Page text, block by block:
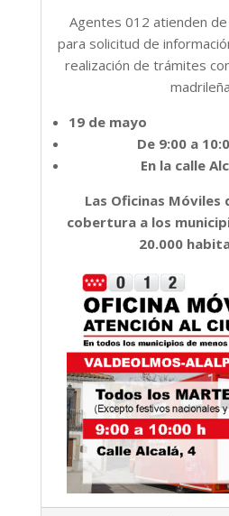
Agentes 012 atienden
para solicitud de
realización de trámites
19 de mayo
De 9:00 a
En la calle
Las Oficinas Móviles
cobertura a los
20.000